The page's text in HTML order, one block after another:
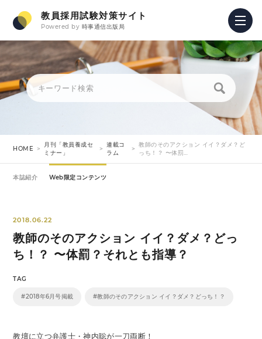
教員採用試験対策サイト
Powered by 時事通信出版局
HOME
月刊「教員養成セ
ミナー」
連載コ
ラム
教師のそのアクション イイ？ダメ？ど
っち！？ 〜体罰…
本誌紹介 Web限定コンテンツ
2018.06.22
教師のそのアクション イイ？ダメ？どっ
ち！？ 〜体罰？それとも指導？
TAG
#2018年6月号掲載 #教師のそのアクション イイ？ダメ？どっち！？
教壇に立つ弁護士・神内聡が一刀両断！